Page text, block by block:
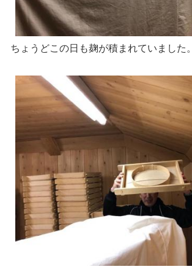
ちょうどこの日も麹が積まれていました。